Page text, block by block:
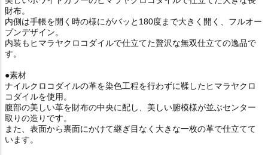
財布。
内側は手帳を開く時の様にがバッと180度まで大きく開く、フルオー
プンデザイン。
内装もヒマラヤクロコダイルで仕立てた贅沢な無双仕立ての逸品で
す。
●素材
ナイルクロコダイルの革を染色工程を行わずに鞣したヒマラヤクロ
コダイルを使用。
腹部の美しい革を財布の中央に配し、美しい腑模様が並ぶセンター
取りの造りです。
また、表面から裏面にかけて継ぎ目なく大きな一枚の革で仕立てて
います。